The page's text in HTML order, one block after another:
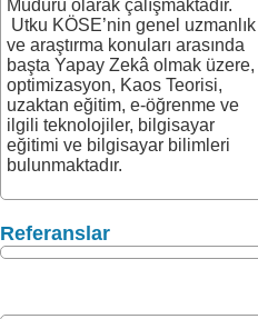
Müdürü olarak çalışmaktadır.
Utku KÖSE’nin genel uzmanlık
ve araştırma konuları arasında
başta Yapay Zekâ olmak üzere,
optimizasyon, Kaos Teorisi,
uzaktan eğitim, e-öğrenme ve
ilgili teknolojiler, bilgisayar
eğitimi ve bilgisayar bilimleri
bulunmaktadır.
Referanslar